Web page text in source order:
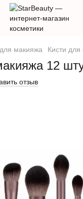
макияжа Кисти для
12
отзыв